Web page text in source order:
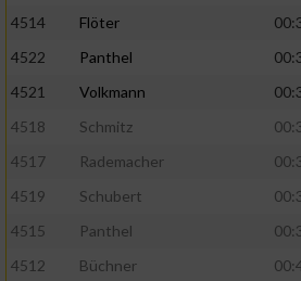
4514
Flöter
4522
Panthel
4521
Volkmann
4518
Schmitz
4517
Rademacher
4519
Schubert
4515
Panthel
4512
Büchner